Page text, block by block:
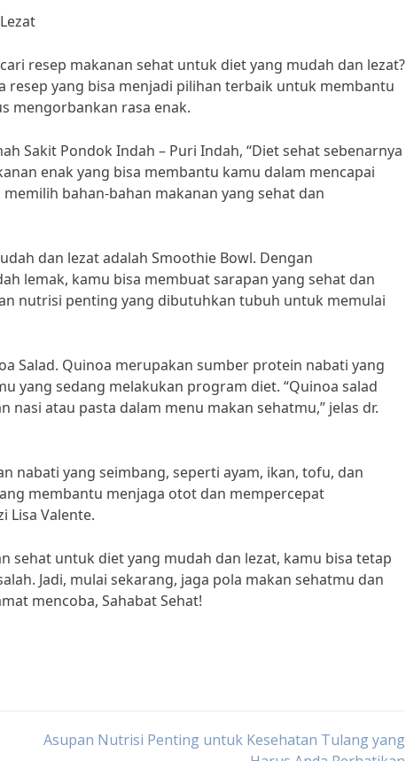
resep makanan sehat untuk diet yang mudah dan lezat?
resep yang bisa menjadi pilihan terbaik untuk membantu
mengorbankan rasa enak.
Sakit Pondok Indah – Puri Indah, “Diet sehat sebenarnya
enak yang bisa membantu kamu dalam mencapai
bahan-bahan makanan yang sehat dan
dan lezat adalah Smoothie Bowl. Dengan
lemak, kamu bisa membuat sarapan yang sehat dan
nutrisi penting yang dibutuhkan tubuh untuk memulai
Salad. Quinoa merupakan sumber protein nabati yang
yang sedang melakukan program diet. “Quinoa salad
atau pasta dalam menu makan sehatmu,” jelas dr.
nabati yang seimbang, seperti ayam, ikan, tofu, dan
membantu menjaga otot dan mempercepat
Lisa Valente.
sehat untuk diet yang mudah dan lezat, kamu bisa tetap
Jadi, mulai sekarang, jaga pola makan sehatmu dan
mencoba, Sahabat Sehat!
Asupan Nutrisi Penting untuk Kesehatan Tulang yang